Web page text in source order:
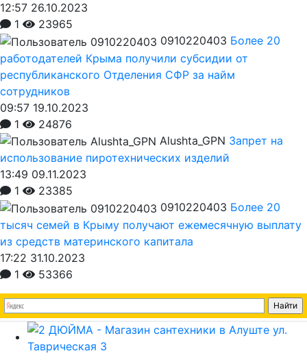
12:57 26.10.2023
1
23965
0910220403 Более 20
работодателей Крыма получили субсидии от
республиканского Отделения СФР за найм
сотрудников
09:57 19.10.2023
1
24876
Alushta_GPN Запрет на
использование пиротехнических изделий
13:49 09.11.2023
1
23385
0910220403 Более 20
тысяч семей в Крыму получают ежемесячную выплату
из средств материнского капитала
17:22 31.10.2023
1
53366